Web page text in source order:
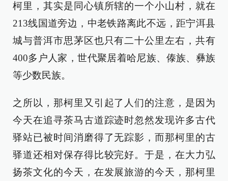
柯里，其实是同心镇所辖的一个小山村，就在
213线国道旁边，中老铁路离此不远，距宁洱县
城与普洱市思茅区也只有二十公里左右，共有
400多户人家，世代聚居着哈尼族、傣族、彝族
等少数民族。
之所以，那柯里又引起了人们的注意，是因为
今天在追寻茶马古道踪迹时忽然发现许多古代
驿站已被时间消磨得了无踪影，而那柯里的古
驿道还相对保存得比较完好。于是，在大力弘
扬茶文化的今天，在发展旅游的今天，那柯里